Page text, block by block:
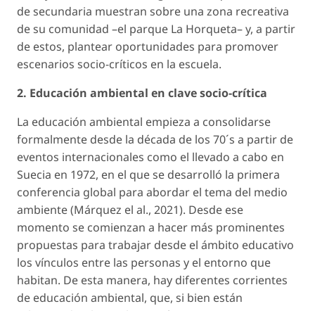
de secundaria muestran sobre una zona recreativa
de su comunidad –el parque La Horqueta– y, a partir
de estos, plantear oportunidades para promover
escenarios socio-críticos en la escuela.
2. Educación ambiental en clave socio-crítica
La educación ambiental empieza a consolidarse
formalmente desde la década de los 70´s a partir de
eventos internacionales como el llevado a cabo en
Suecia en 1972, en el que se desarrolló la primera
conferencia global para abordar el tema del medio
ambiente (Márquez el al., 2021). Desde ese
momento se comienzan a hacer más prominentes
propuestas para trabajar desde el ámbito educativo
los vínculos entre las personas y el entorno que
habitan. De esta manera, hay diferentes corrientes
de educación ambiental, que, si bien están